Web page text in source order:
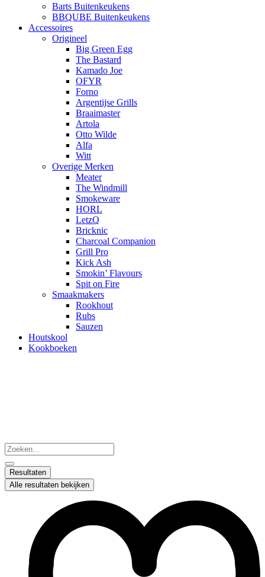
Barts Buitenkeukens
BBQUBE Buitenkeukens
Accessoires
Origineel
Big Green Egg
The Bastard
Kamado Joe
OFYR
Forno
Argentijse Grills
Braaimaster
Artola
Otto Wilde
Alfa
Witt
Overige Merken
Meater
The Windmill
Smokeware
HORL
LetzQ
Bricknic
Charcoal Companion
Grill Pro
Kick Ash
Smokin’ Flavours
Spit on Fire
Smaakmakers
Rookhout
Rubs
Sauzen
Houtskool
Kookboeken
Search
...
Resultaten
Alle resultaten bekijken